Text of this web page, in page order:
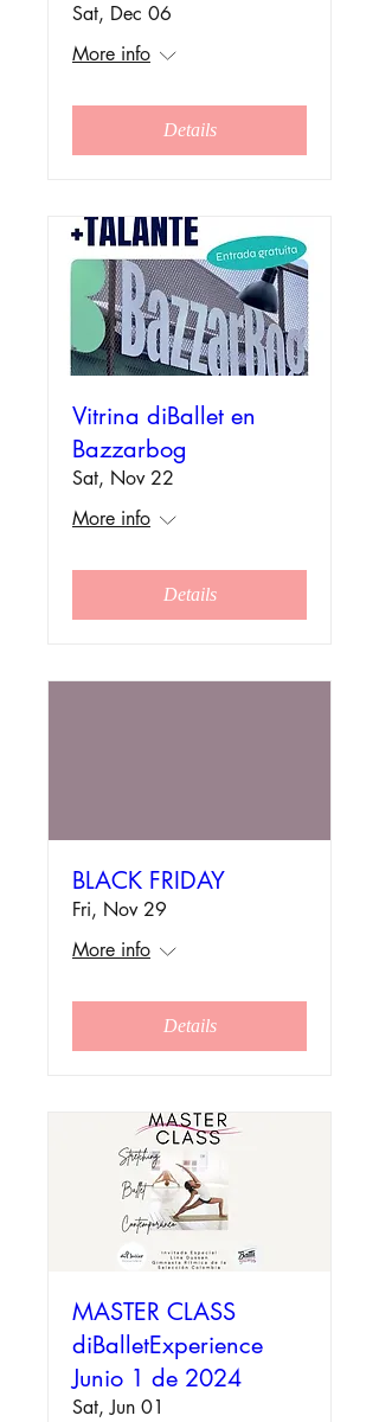
Sat, Dec 06
More info
Details
Vitrina diBallet en
Bazzarbog
Sat, Nov 22
More info
Details
BLACK FRIDAY
Fri, Nov 29
More info
Details
MASTER CLASS
diBalletExperience
Junio 1 de 2024
Sat, Jun 01